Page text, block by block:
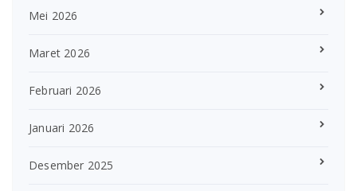
Mei 2026
Maret 2026
Februari 2026
Januari 2026
Desember 2025